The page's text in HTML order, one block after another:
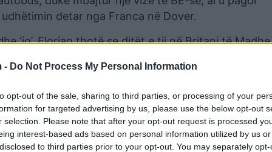
- Do Not Process My Personal Information
opt-out of the sale, sharing to third parties, or processing of your
for targeted advertising by us, please use the below opt-out
selection. Please note that after your opt-out request is processed
interest-based ads based on personal information utilized by us
to third parties prior to your opt-out. You may separately
detar nga Franca në Dover.
‘jo’, Florjan thotë se ditët e tij në Britani të
dhe i trishtuar në vendin tuaj”, tregon ai i
qeveria britanike po zbaton Projektligjin e saj të
Suella Braverman javën e kaluar u thye
disa konservatorë) duke premtuar se fëmijët
me forcë në shtëpi. Kjo rënie erdhi pavarësisht
ilegalisht me varka të vogla që nga viti 2018,